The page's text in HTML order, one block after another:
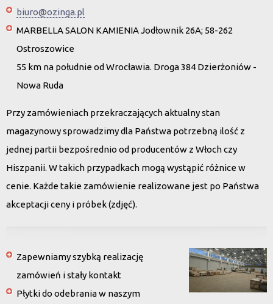
biuro@ozinga.pl
MARBELLA SALON KAMIENIA Jodłownik 26A; 58-262
Ostroszowice
55 km na południe od Wrocławia. Droga 384 Dzierżoniów -
Nowa Ruda
Przy zamówieniach przekraczających aktualny stan
magazynowy sprowadzimy dla Państwa potrzebną ilość z
jednej partii bezpośrednio od producentów z Włoch czy
Hiszpanii. W takich przypadkach mogą wystąpić różnice w
cenie. Każde takie zamówienie realizowane jest po Państwa
akceptacji ceny i próbek (zdjęć).
Zapewniamy szybką realizację
zamówień i stały kontakt
Płytki do odebrania w naszym